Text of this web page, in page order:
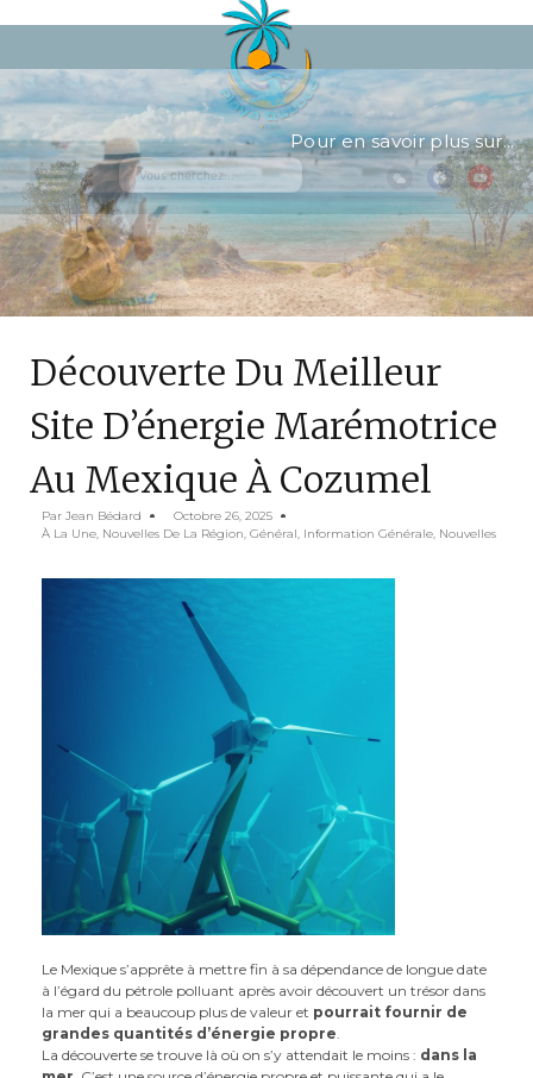
Pour en savoir plus sur...
Découverte Du Meilleur
Site D’énergie Marémotrice
Au Mexique À Cozumel
Par Jean Bédard
Octobre 26, 2025
À La Une, Nouvelles De La Région, Général, Information Générale, Nouvelles
Le Mexique s’apprête à mettre fin à sa dépendance de longue date
à l’égard du pétrole polluant après avoir découvert un trésor dans
la mer qui a beaucoup plus de valeur et pourrait fournir de
grandes quantités d’énergie propre
La découverte se trouve là où on s’y attendait le moins : dans la